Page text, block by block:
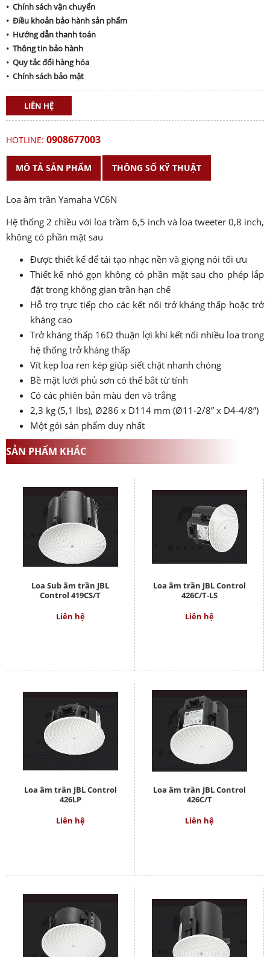
• Chính sách vận chuyển
• Điều khoản bảo hành sản phẩm
• Hướng dẫn thanh toán
• Thông tin bảo hành
• Quy tắc đổi hàng hóa
• Chính sách bảo mật
LIÊN HỆ
HOTLINE: 0908677003
MÔ TẢ SẢN PHẨM THÔNG SỐ KỸ THUẬT
Loa âm trần Yamaha VC6N
Hệ thống 2 chiều với loa trầm 6,5 inch và loa tweeter 0,8 inch,
không có phần mặt sau
Được thiết kế để tái tạo nhạc nền và giọng nói tối ưu
Thiết kế nhỏ gọn không có phần mặt sau cho phép lắp
đặt trong không gian trần hạn chế
Hỗ trợ trực tiếp cho các kết nối trở kháng thấp hoặc trở
kháng cao
Trở kháng thấp 16Ω thuận lợi khi kết nối nhiều loa trong
hệ thống trở kháng thấp
Vít kẹp loa ren kép giúp siết chặt nhanh chóng
Bề mặt lưới phủ sơn có thể bắt từ tính
Có các phiên bản màu đen và trắng
2,3 kg (5,1 lbs), Ø286 x D114 mm (Ø11-2/8” x D4-4/8”)
Một gói sản phẩm duy nhất
SẢN PHẨM KHÁC
Loa Sub âm trần JBL
Control 419CS/T
Liên hệ
Loa âm trần JBL Control
426C/T-LS
Liên hệ
Loa âm trần JBL Control
426LP
Liên hệ
Loa âm trần JBL Control
426C/T
Liên hệ